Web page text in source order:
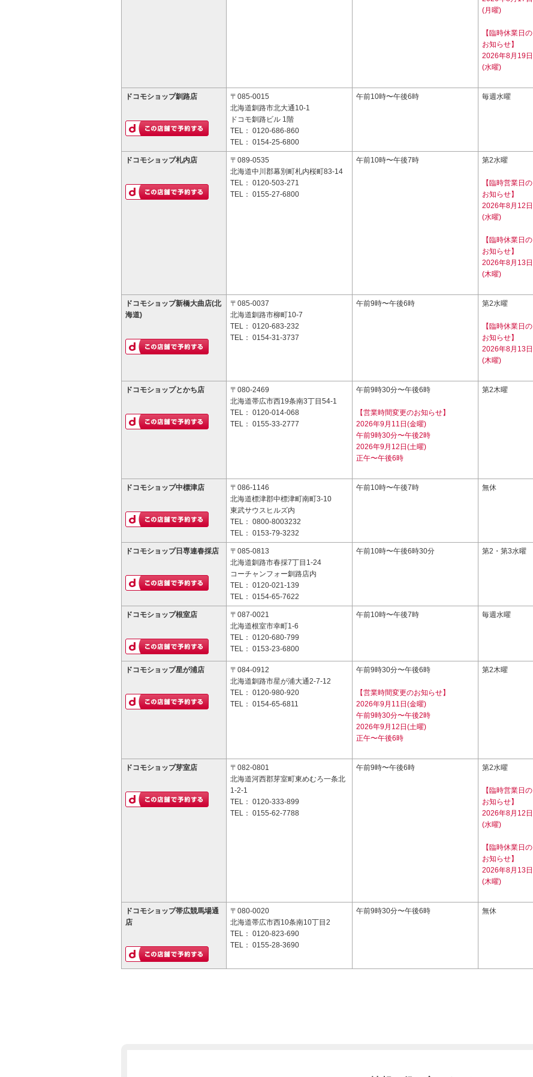
(月曜)
【臨時休業日の
お知らせ】
2026年8月19日
(水曜)
ドコモショップ釧路店
〒085-0015
北海道釧路市北大通10-1
ドコモ釧路ビル 1階
TEL： 0120-686-860
TEL： 0154-25-6800
午前10時〜午後6時 毎週水曜
ドコモショップ札内店
〒089-0535
北海道中川郡幕別町札内桜町83-14
TEL： 0120-503-271
TEL： 0155-27-6800
午前10時〜午後7時 第2水曜
【臨時営業日の
お知らせ】
2026年8月12日
(水曜)
【臨時休業日の
お知らせ】
2026年8月13日
(木曜)
ドコモショップ新橋大曲店(北
海道)
〒085-0037
北海道釧路市柳町10-7
TEL： 0120-683-232
TEL： 0154-31-3737
午前9時〜午後6時 第2水曜
【臨時休業日の
お知らせ】
2026年8月13日
(木曜)
ドコモショップとかち店
〒080-2469
北海道帯広市西19条南3丁目54-1
TEL： 0120-014-068
TEL： 0155-33-2777
午前9時30分〜午後6時
【営業時間変更のお知らせ】
2026年9月11日(金曜)
午前9時30分〜午後2時
2026年9月12日(土曜)
正午〜午後6時
第2木曜
ドコモショップ中標津店
〒086-1146
北海道標津郡中標津町南町3-10
東武サウスヒルズ内
TEL： 0800-8003232
TEL： 0153-79-3232
午前10時〜午後7時 無休
ドコモショップ日専連春採店
〒085-0813
北海道釧路市春採7丁目1-24
コーチャンフォー釧路店内
TEL： 0120-021-139
TEL： 0154-65-7622
午前10時〜午後6時30分 第2・第3水曜
ドコモショップ根室店
〒087-0021
北海道根室市幸町1-6
TEL： 0120-680-799
TEL： 0153-23-6800
午前10時〜午後7時 毎週水曜
ドコモショップ星が浦店
〒084-0912
北海道釧路市星が浦大通2-7-12
TEL： 0120-980-920
TEL： 0154-65-6811
午前9時30分〜午後6時
【営業時間変更のお知らせ】
2026年9月11日(金曜)
午前9時30分〜午後2時
2026年9月12日(土曜)
正午〜午後6時
第2木曜
ドコモショップ芽室店
〒082-0801
北海道河西郡芽室町東めむろ一条北
1-2-1
TEL： 0120-333-899
TEL： 0155-62-7788
午前9時〜午後6時 第2水曜
【臨時営業日の
お知らせ】
2026年8月12日
(水曜)
【臨時休業日の
お知らせ】
2026年8月13日
(木曜)
ドコモショップ帯広競馬場通
店
〒080-0020
北海道帯広市西10条南10丁目2
TEL： 0120-823-690
TEL： 0155-28-3690
午前9時30分〜午後6時 無休